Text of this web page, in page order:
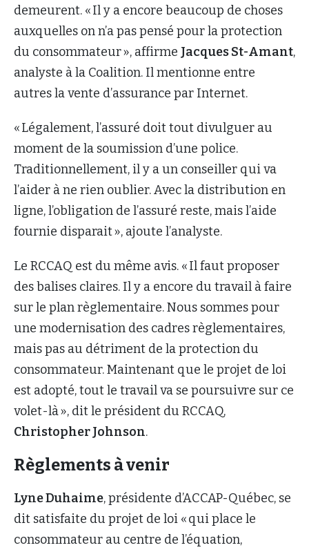
demeurent. « Il y a encore beaucoup de choses
auxquelles on n’a pas pensé pour la protection
du consommateur », affirme Jacques St-Amant,
analyste à la Coalition. Il mentionne entre
autres la vente d’assurance par Internet.
« Légalement, l’assuré doit tout divulguer au
moment de la soumission d’une police.
Traditionnellement, il y a un conseiller qui va
l’aider à ne rien oublier. Avec la distribution en
ligne, l’obligation de l’assuré reste, mais l’aide
fournie disparait », ajoute l’analyste.
Le RCCAQ est du même avis. « Il faut proposer
des balises claires. Il y a encore du travail à faire
sur le plan règlementaire. Nous sommes pour
une modernisation des cadres règlementaires,
mais pas au détriment de la protection du
consommateur. Maintenant que le projet de loi
est adopté, tout le travail va se poursuivre sur ce
volet-là », dit le président du RCCAQ,
Christopher Johnson.
Règlements à venir
Lyne Duhaime, présidente d’ACCAP-Québec, se
dit satisfaite du projet de loi « qui place le
consommateur au centre de l’équation,